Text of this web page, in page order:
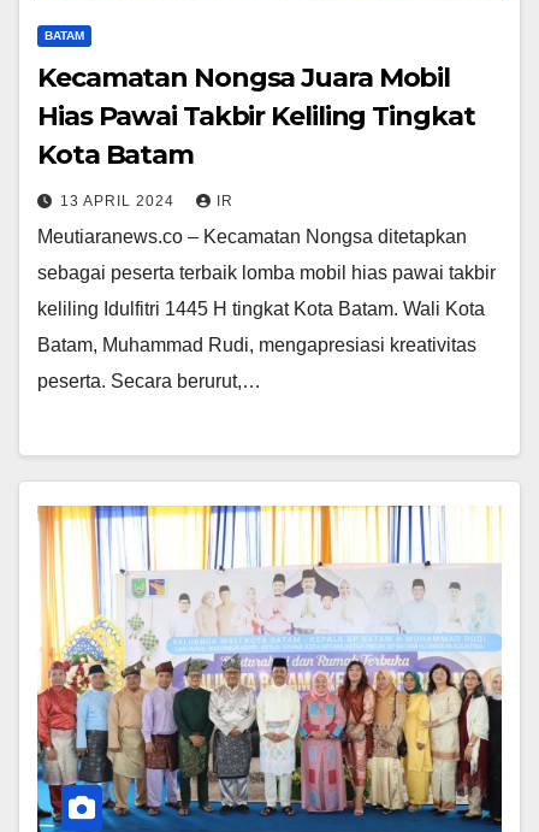
BATAM
Kecamatan Nongsa Juara Mobil
Hias Pawai Takbir Keliling Tingkat
Kota Batam
13 APRIL 2024 IR
Meutiaranews.co – Kecamatan Nongsa ditetapkan
sebagai peserta terbaik lomba mobil hias pawai takbir
keliling Idulfitri 1445 H tingkat Kota Batam. Wali Kota
Batam, Muhammad Rudi, mengapresiasi kreativitas
peserta. Secara berurut,…